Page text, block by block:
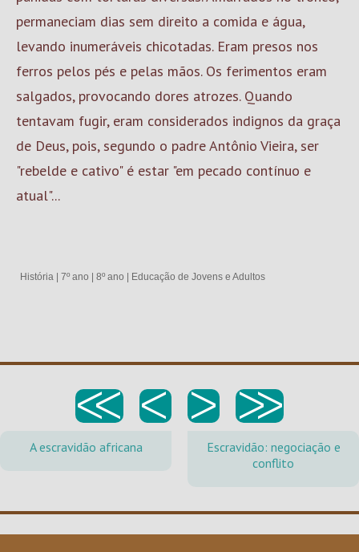
permaneciam dias sem direito a comida e água,
levando inumeráveis chicotadas. Eram presos nos
ferros pelos pés e pelas mãos. Os ferimentos eram
salgados, provocando dores atrozes. Quando
tentavam fugir, eram considerados indignos da graça
de Deus, pois, segundo o padre Antônio Vieira, ser
"rebelde e cativo" é estar "em pecado contínuo e
atual"...
História 7º ano 8º ano Educação de Jovens e Adultos
<< < > >>
A escravidão africana
Escravidão: negociação e
conflito